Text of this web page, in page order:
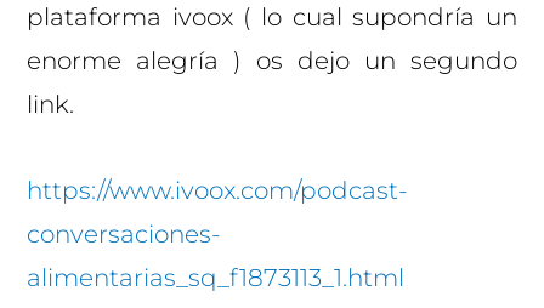
plataforma ivoox ( lo cual supondría un
enorme alegría ) os dejo un segundo
link.
https://www.ivoox.com/podcast-
conversaciones-
alimentarias_sq_f1873113_1.html